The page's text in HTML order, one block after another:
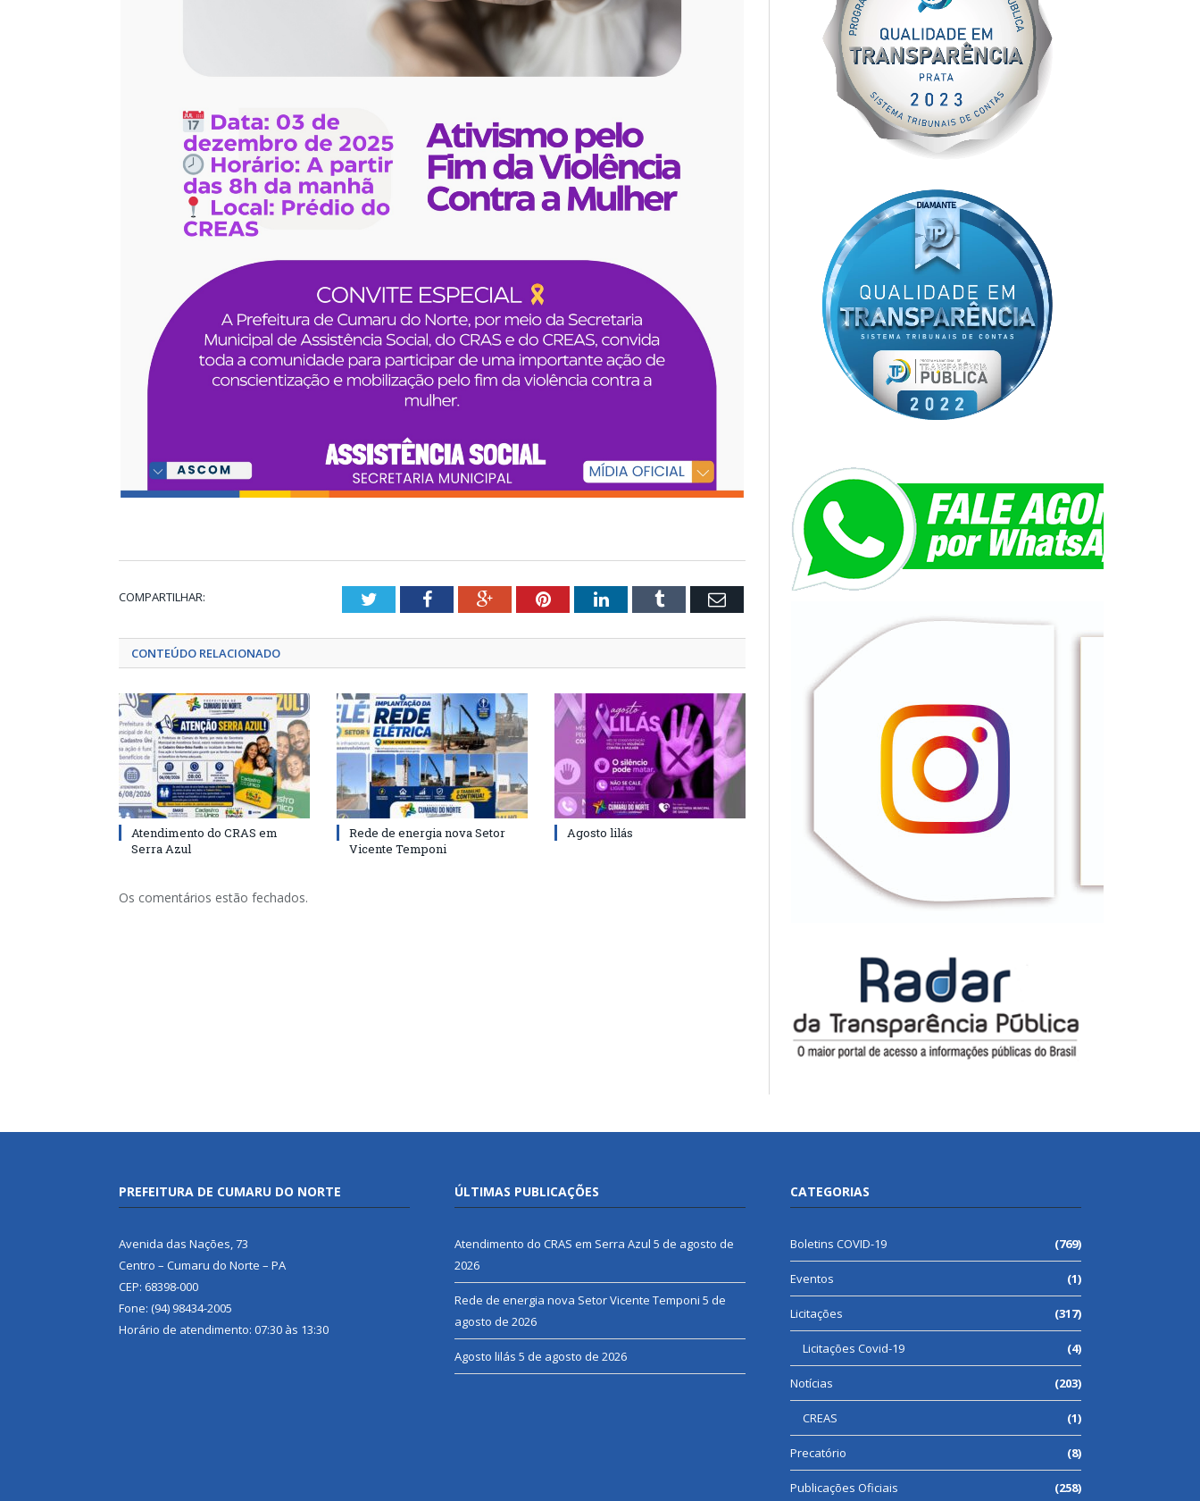
COMPARTILHAR: TwitterFacebookGoogle+PinterestLinkedInTumblr Email
CONTEÚDO RELACIONADO
Atendimento do CRAS em
Serra Azul
Rede de energia nova Setor
Vicente Temponi
Agosto lilás
Os comentários estão fechados.
PREFEITURA DE CUMARU DO NORTE
Avenida das Nações, 73
Centro – Cumaru do Norte – PA
CEP: 68398-000
Fone: (94) 98434-2005
Horário de atendimento: 07:30 às 13:30
ÚLTIMAS PUBLICAÇÕES
Atendimento do CRAS em Serra Azul 5 de agosto de
2026
Rede de energia nova Setor Vicente Temponi 5 de
agosto de 2026
Agosto lilás 5 de agosto de 2026
CATEGORIAS
Boletins COVID-19 (769)
Eventos (1)
Licitações (317)
Licitações Covid-19 (4)
Notícias (203)
CREAS (1)
Precatório (8)
Publicações Oficiais (258)